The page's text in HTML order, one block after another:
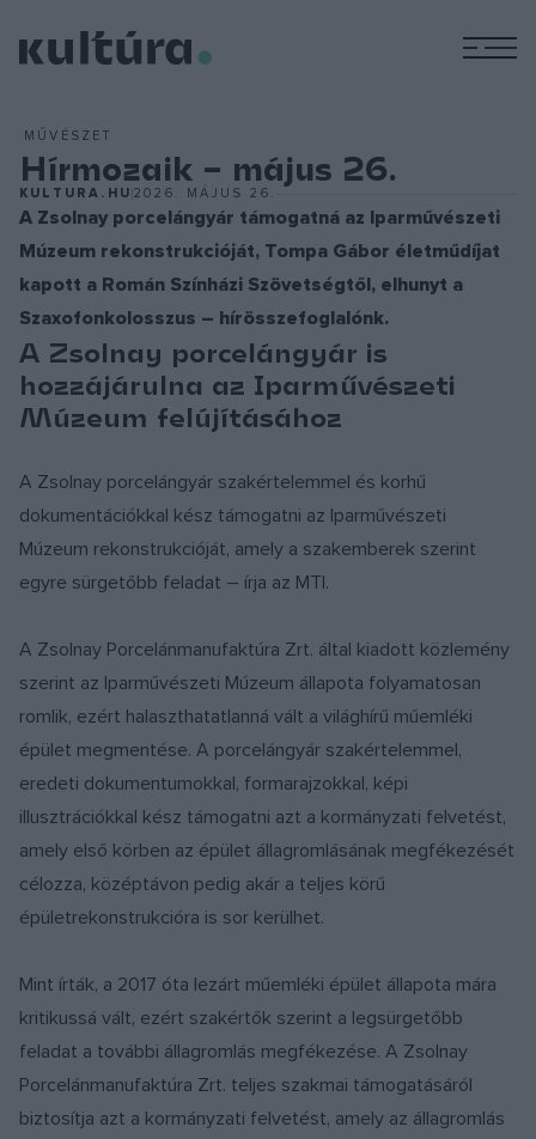
MŰVÉSZET
Hírmozaik – május 26.
KULTURA.HU 2026. MÁJUS 26.
A Zsolnay porcelángyár támogatná az Iparművészeti
Múzeum rekonstrukcióját, Tompa Gábor életműdíjat
kapott a Román Színházi Szövetségtől, elhunyt a
Szaxofonkolosszus – hírösszefoglalónk.
A Zsolnay porcelángyár is
hozzájárulna az Iparművészeti
Múzeum felújításához
A Zsolnay porcelángyár szakértelemmel és korhű
dokumentációkkal kész támogatni az Iparművészeti
Múzeum rekonstrukcióját, amely a szakemberek szerint
egyre sürgetőbb feladat – írja az MTI.
A Zsolnay Porcelánmanufaktúra Zrt. által kiadott közlemény
szerint az Iparművészeti Múzeum állapota folyamatosan
romlik, ezért halaszthatatlanná vált a világhírű műemléki
épület megmentése. A porcelángyár szakértelemmel,
eredeti dokumentumokkal, formarajzokkal, képi
illusztrációkkal kész támogatni azt a kormányzati felvetést,
amely első körben az épület állagromlásának megfékezését
célozza, középtávon pedig akár a teljes körű
épületrekonstrukcióra is sor kerülhet.
Mint írták, a 2017 óta lezárt műemléki épület állapota mára
kritikussá vált, ezért szakértők szerint a legsürgetőbb
feladat a további állagromlás megfékezése. A Zsolnay
Porcelánmanufaktúra Zrt. teljes szakmai támogatásáról
biztosítja azt a kormányzati felvetést, amely az állagromlás